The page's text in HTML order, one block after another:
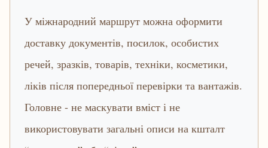
У міжнародний маршрут можна оформити
доставку документів, посилок, особистих
речей, зразків, товарів, техніки, косметики,
ліків після попередньої перевірки та вантажів.
Головне - не маскувати вміст і не
використовувати загальні описи на кшталт